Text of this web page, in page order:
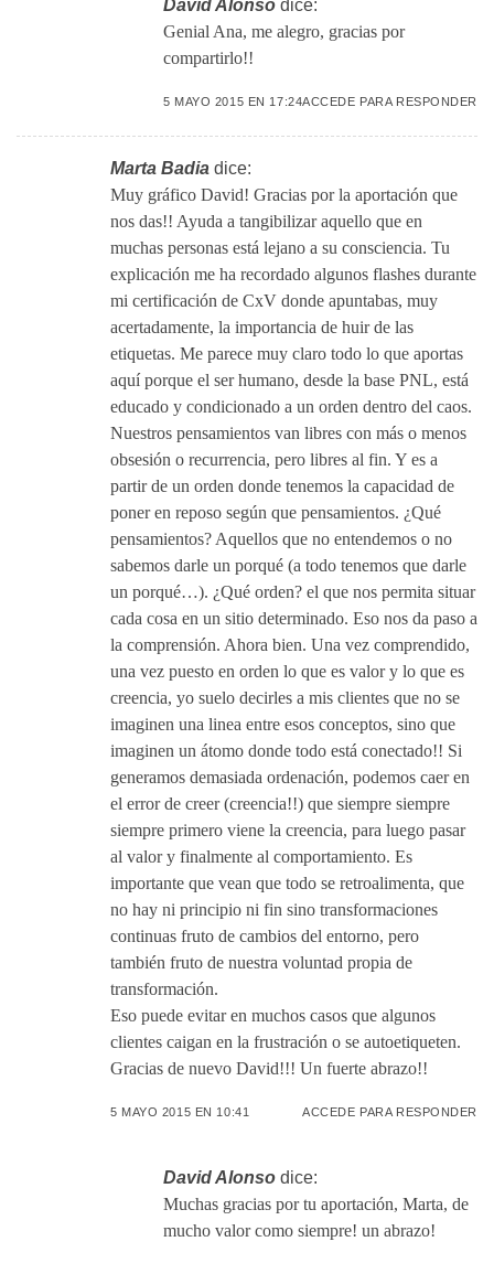
David Alonso dice:
Genial Ana, me alegro, gracias por
compartirlo!!
5 MAYO 2015 EN 17:24ACCEDE PARA RESPONDER
Marta Badia dice:
Muy gráfico David! Gracias por la aportación que
nos das!! Ayuda a tangibilizar aquello que en
muchas personas está lejano a su consciencia. Tu
explicación me ha recordado algunos flashes durante
mi certificación de CxV donde apuntabas, muy
acertadamente, la importancia de huir de las
etiquetas. Me parece muy claro todo lo que aportas
aquí porque el ser humano, desde la base PNL, está
educado y condicionado a un orden dentro del caos.
Nuestros pensamientos van libres con más o menos
obsesión o recurrencia, pero libres al fin. Y es a
partir de un orden donde tenemos la capacidad de
poner en reposo según que pensamientos. ¿Qué
pensamientos? Aquellos que no entendemos o no
sabemos darle un porqué (a todo tenemos que darle
un porqué…). ¿Qué orden? el que nos permita situar
cada cosa en un sitio determinado. Eso nos da paso a
la comprensión. Ahora bien. Una vez comprendido,
una vez puesto en orden lo que es valor y lo que es
creencia, yo suelo decirles a mis clientes que no se
imaginen una linea entre esos conceptos, sino que
imaginen un átomo donde todo está conectado!! Si
generamos demasiada ordenación, podemos caer en
el error de creer (creencia!!) que siempre siempre
siempre primero viene la creencia, para luego pasar
al valor y finalmente al comportamiento. Es
importante que vean que todo se retroalimenta, que
no hay ni principio ni fin sino transformaciones
continuas fruto de cambios del entorno, pero
también fruto de nuestra voluntad propia de
transformación.
Eso puede evitar en muchos casos que algunos
clientes caigan en la frustración o se autoetiqueten.
Gracias de nuevo David!!! Un fuerte abrazo!!
5 MAYO 2015 EN 10:41 ACCEDE PARA RESPONDER
David Alonso dice:
Muchas gracias por tu aportación, Marta, de
mucho valor como siempre! un abrazo!